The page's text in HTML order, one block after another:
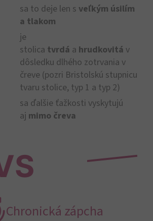
sa to deje len s veľkým úsilím
a tlakom
je
stolica tvrdá a hrudkovitá v
dôsledku dlhého zotrvania v
čreve (pozri Bristolskú stupnicu
tvaru stolice, typ 1 a typ 2)
sa ďalšie ťažkosti vyskytujú
aj mimo čreva
Chronická zápcha